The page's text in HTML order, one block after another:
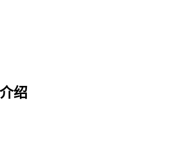
绍